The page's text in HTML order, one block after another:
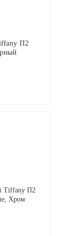
П2